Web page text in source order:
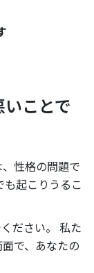
いことで
性格の問題で
起こりうるこ
ださい。 私た
で、あなたの